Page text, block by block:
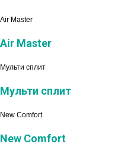
Air Master
Air Master
Мульти сплит
Мульти сплит
New Comfort
New Comfort